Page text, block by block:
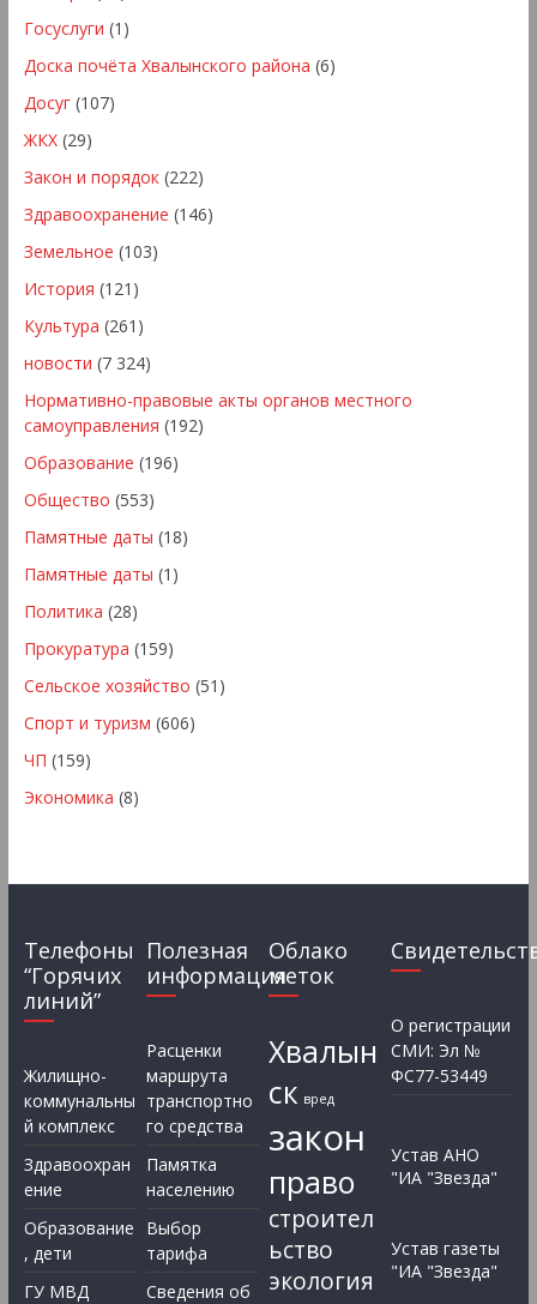
Госуслуги (1)
Доска почёта Хвалынского района (6)
Досуг(107)
ЖКХ(29)
Закон и порядок(222)
Здравоохранение (146)
Земельное (103)
История (121)
Культура (261)
новости (7 324)
Нормативно-правовые акты органов местного
самоуправления (192)
Образование (196)
Общество (553)
Памятные даты (18)
Памятные даты (1)
Политика (28)
Прокуратура (159)
Сельское хозяйство (51)
Спорт и туризм (606)
ЧП (159)
Экономика (8)
Телефоны
“Горячих
линий”
Жилищно-
коммунальны
й комплекс
Здравоохран
ение
Образование
, дети
ГУ МВД
Полезная
информация
Расценки
маршрута
транспортно
го средства
Памятка
населению
Выбор
тарифа
Сведения об
Облако
меток
Хвалын
ск вред
закон
право
строител
ьство
экология
О регистрации
СМИ: Эл №
ФС77-53449
Устав АНО
"ИА "Звезда"
Устав газеты
"ИА "Звезда"